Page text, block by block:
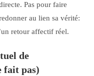
Pas pour faire
au lien sa vérité:
retour affectif réel.
de
fait pas)